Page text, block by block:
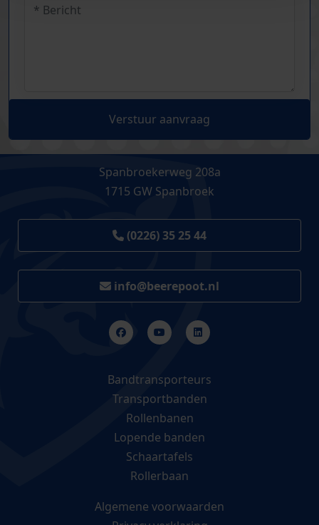
Verstuur aanvraag
Spanbroekerweg 208a
1715 GW Spanbroek
(0226) 35 25 44
info@beerepoot.nl
Bandtransporteurs
Transportbanden
Rollenbanen
Lopende banden
Schaartafels
Rollerbaan
Algemene voorwaarden